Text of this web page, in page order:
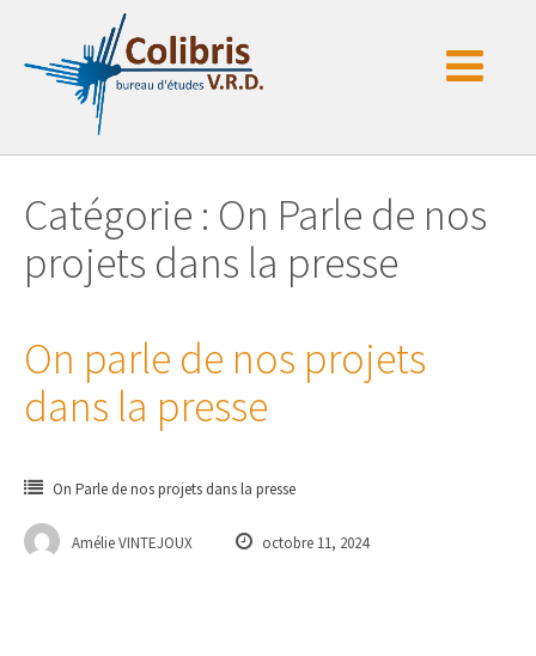
contenu
Catégorie : On Parle de nos
projets dans la presse
On parle de nos projets
dans la presse
On Parle de nos projets dans la presse
Amélie VINTEJOUX octobre 11, 2024